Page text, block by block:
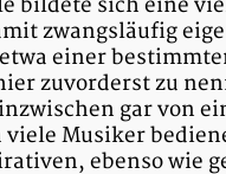
bildete sich eine
zwangsläufig
einer
zuvorderst zu
gar von
viele Musiker
ebenso wie